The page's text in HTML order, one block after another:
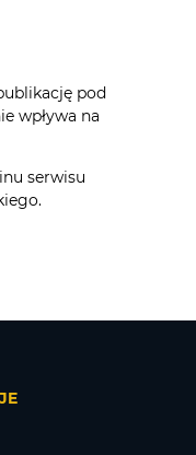
pod
wpływa na
serwisu